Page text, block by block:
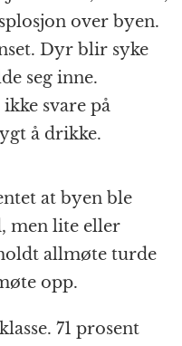
over byen.
Dyr blir syke
seg inne.
svare på
å drikke.
at byen ble
men lite eller
allmøte turde
opp.
71 prosent